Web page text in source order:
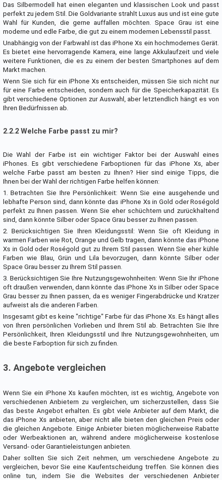
Das Silbermodell hat einen eleganten und klassischen Look und passt
perfekt zu jedem Stil. Die Goldvariante strahlt Luxus aus und ist eine gute
Wahl für Kunden, die gerne auffallen möchten. Space Grau ist eine
moderne und edle Farbe, die gut zu einem modernen Lebensstil passt.
Unabhängig von der Farbwahl ist das iPhone Xs ein hochmodernes Gerät.
Es bietet eine hervorragende Kamera, eine lange Akkulaufzeit und viele
weitere Funktionen, die es zu einem der besten Smartphones auf dem
Markt machen.
Wenn Sie sich für ein iPhone Xs entscheiden, müssen Sie sich nicht nur
für eine Farbe entscheiden, sondern auch für die Speicherkapazität. Es
gibt verschiedene Optionen zur Auswahl, aber letztendlich hängt es von
Ihren Bedürfnissen ab.
2.2.2 Welche Farbe passt zu mir?
Die Wahl der Farbe ist ein wichtiger Faktor bei der Auswahl eines
iPhones. Es gibt verschiedene Farboptionen für das iPhone Xs, aber
welche Farbe passt am besten zu Ihnen? Hier sind einige Tipps, die
Ihnen bei der Wahl der richtigen Farbe helfen können:
1. Betrachten Sie Ihre Persönlichkeit: Wenn Sie eine ausgehende und
lebhafte Person sind, dann könnte das iPhone Xs in Gold oder Roségold
perfekt zu Ihnen passen. Wenn Sie eher schüchtern und zurückhaltend
sind, dann könnte Silber oder Space Grau besser zu Ihnen passen.
2. Berücksichtigen Sie Ihren Kleidungsstil: Wenn Sie oft Kleidung in
warmen Farben wie Rot, Orange und Gelb tragen, dann könnte das iPhone
Xs in Gold oder Roségold gut zu Ihrem Stil passen. Wenn Sie eher kühle
Farben wie Blau, Grün und Lila bevorzugen, dann könnte Silber oder
Space Grau besser zu Ihrem Stil passen.
3. Berücksichtigen Sie Ihre Nutzungsgewohnheiten: Wenn Sie Ihr iPhone
oft draußen verwenden, dann könnte das iPhone Xs in Silber oder Space
Grau besser zu Ihnen passen, da es weniger Fingerabdrücke und Kratzer
aufweist als die anderen Farben.
Insgesamt gibt es keine "richtige" Farbe für das iPhone Xs. Es hängt alles
von Ihren persönlichen Vorlieben und Ihrem Stil ab. Betrachten Sie Ihre
Persönlichkeit, Ihren Kleidungsstil und Ihre Nutzungsgewohnheiten, um
die beste Farboption für sich zu finden.
3. Angebote vergleichen
Wenn Sie ein iPhone Xs kaufen möchten, ist es wichtig, Angebote von
verschiedenen Anbietern zu vergleichen, um sicherzustellen, dass Sie
das beste Angebot erhalten. Es gibt viele Anbieter auf dem Markt, die
das iPhone Xs anbieten, aber nicht alle bieten den gleichen Preis oder
die gleichen Angebote. Einige Anbieter bieten möglicherweise Rabatte
oder Werbeaktionen an, während andere möglicherweise kostenlose
Versand- oder Garantieleistungen anbieten.
Daher sollten Sie sich Zeit nehmen, um verschiedene Angebote zu
vergleichen, bevor Sie eine Kaufentscheidung treffen. Sie können dies
online tun, indem Sie die Websites der verschiedenen Anbieter